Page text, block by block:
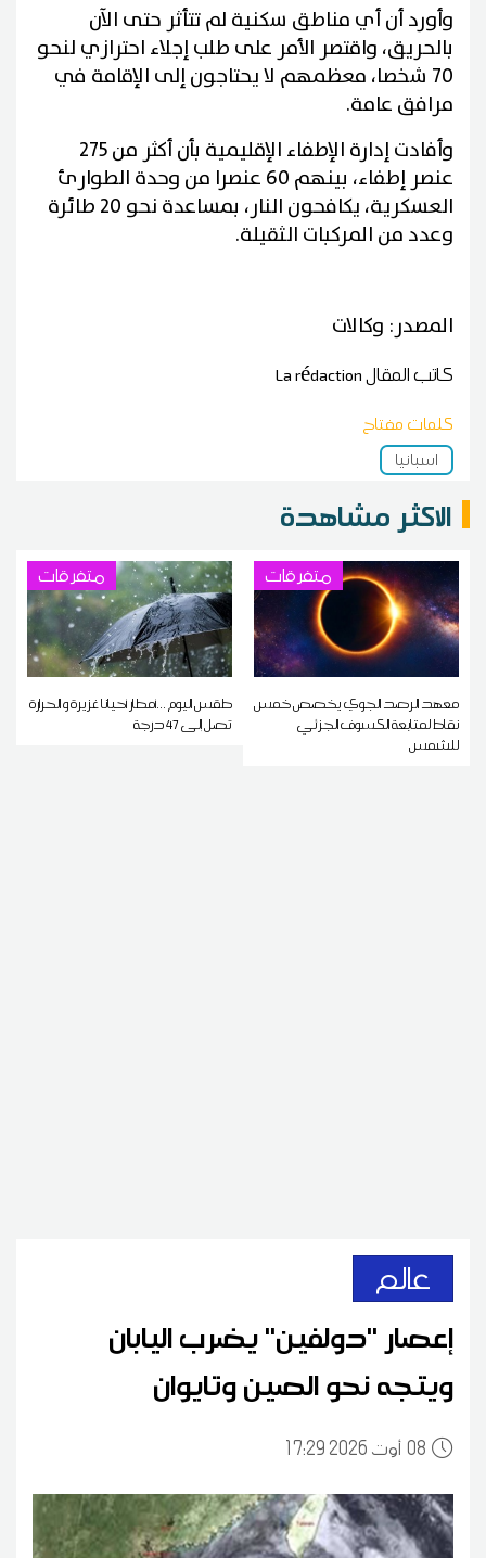
وأورد أن أي مناطق سكنية لم تتأثر حتى الآن
بالحريق، واقتصر الأمر على طلب إجلاء احترازي لنحو
70 شخصا، معظمهم لا يحتاجون إلى الإقامة في
مرافق عامة.
وأفادت إدارة الإطفاء الإقليمية بأن أكثر من 275
عنصر إطفاء، بينهم 60 عنصرا من وحدة الطوارئ
العسكرية، يكافحون النار، بمساعدة نحو 20 طائرة
وعدد من المركبات الثقيلة.
المصدر: وكالات
كاتب المقالLa rédaction
كلمات مفتاح
اسبانيا
الاكثر مشاهدة
متفرقات
معهد الرصد الجوي يخصص خمس
نقاط لمتابعة الكسوف الجزئي
للشمس
متفرقات
طقس اليوم ...أمطار أحيانا غزيرة و الحرارة
تصل إلى 47 درجة
عالم
إعصار ''دولفين'' يضرب اليابان
ويتجه نحو الصين وتايوان
0817:29 2026 أوت